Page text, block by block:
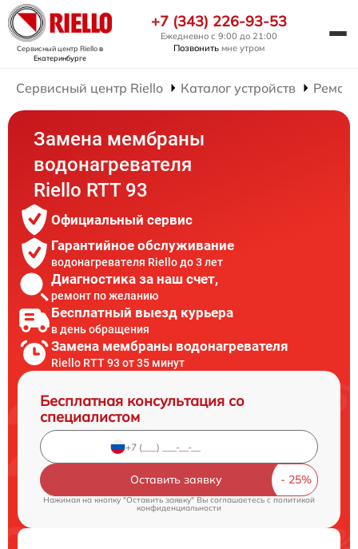
Сервисный центр Rielloв
Екатеринбурге
+7 (343) 226-93-53
Ежедневно с 9:00 до 21:00
Позвонить мне утром
Сервисный центр Riello Каталог устройств
Замена мембраны
водонагревателя
Riello RTT 93
Официальный сервис
Гарантийное обслуживание
водонагревателя Riello до 3 лет
Диагностика за наш счет,
ремонт по желанию
Бесплатный выезд курьера
в день обращения
Замена мембраны водонагревателя
Riello RTT 93 от 35 минут
Бесплатная консультация со
специалистом
Оставить заявку
Нажимая на кнопку "Оставить заявку" Вы соглашаетесь c политикой
конфиденциальности